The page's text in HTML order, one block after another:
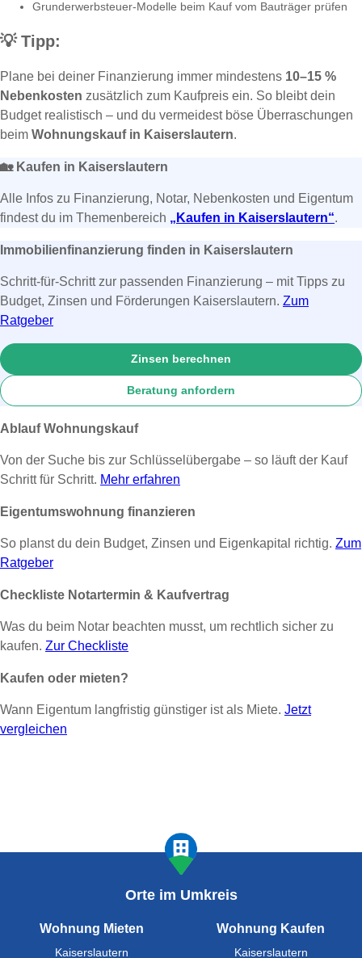
Grunderwerbsteuer-Modelle beim Kauf vom Bauträger prüfen
💡Tipp:
Plane bei deiner Finanzierung immer mindestens 10–15 %
Nebenkosten zusätzlich zum Kaufpreis ein. So bleibt dein
Budget realistisch – und du vermeidest böse Überraschungen
beim Wohnungskauf in Kaiserslautern.
🏡 Kaufen in Kaiserslautern
Alle Infos zu Finanzierung, Notar, Nebenkosten und Eigentum
findest du im Themenbereich „Kaufen in Kaiserslautern“.
Immobilienfinanzierung finden in Kaiserslautern
Schritt-für-Schritt zur passenden Finanzierung – mit Tipps zu
Budget, Zinsen und Förderungen Kaiserslautern. Zum
Ratgeber
Zinsen berechnen
Beratung anfordern
Ablauf Wohnungskauf
Von der Suche bis zur Schlüsselübergabe – so läuft der Kauf
Schritt für Schritt. Mehr erfahren
Eigentumswohnung finanzieren
So planst du dein Budget, Zinsen und Eigenkapital richtig. Zum
Ratgeber
Checkliste Notartermin & Kaufvertrag
Was du beim Notar beachten musst, um rechtlich sicher zu
kaufen. Zur Checkliste
Kaufen oder mieten?
Wann Eigentum langfristig günstiger ist als Miete. Jetzt
vergleichen
Orte im Umkreis
Wohnung Mieten
Kaiserslautern
Wohnung Kaufen
Kaiserslautern